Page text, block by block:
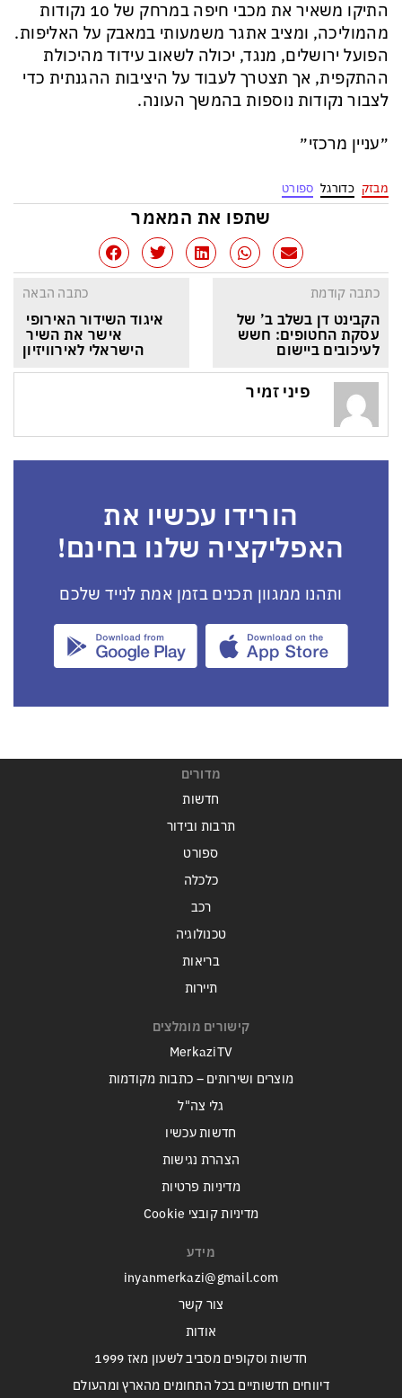
התיקו משאיר את מכבי חיפה במרחק של 10 נקודות
מהמוליכה, ומציב אתגר משמעותי במאבק על האליפות.
הפועל ירושלים, מנגד, יכולה לשאוב עידוד מהיכולת
ההתקפית, אך תצטרך לעבוד על היציבות ההגנתית כדי
לצבור נקודות נוספות בהמשך העונה.
״עניין מרכזי״
מבזק כדורגל ספורט
שתפו את המאמר
כתבה קודמת
הקבינט דן בשלב ב’ של
עסקת החטופים: חשש
לעיכובים ביישום
כתבה הבאה
איגוד השידור האירופי
אישר את השיר
הישראלי לאירוויזיון
פיני זמיר
הורידו עכשיו את
האפליקציה שלנו בחינם!
ותהנו ממגוון תכנים בזמן אמת לנייד שלכם
מדורים
חדשות
תרבות ובידור
ספורט
כלכלה
רכב
טכנולוגיה
בריאות
תיירות
קישורים מומלצים
MerkaziTV
מוצרים ושירותים – כתבות מקודמות
גלי צה"ל
חדשות עכשיו
הצהרת נגישות
מדיניות פרטיות
מדיניות קובצי Cookie
מידע
inyanmerkazi@gmail.com
צור קשר
אודות
חדשות וסקופים מסביב לשעון מאז 1999
דיווחים חדשותיים בכל התחומים מהארץ ומהעולם